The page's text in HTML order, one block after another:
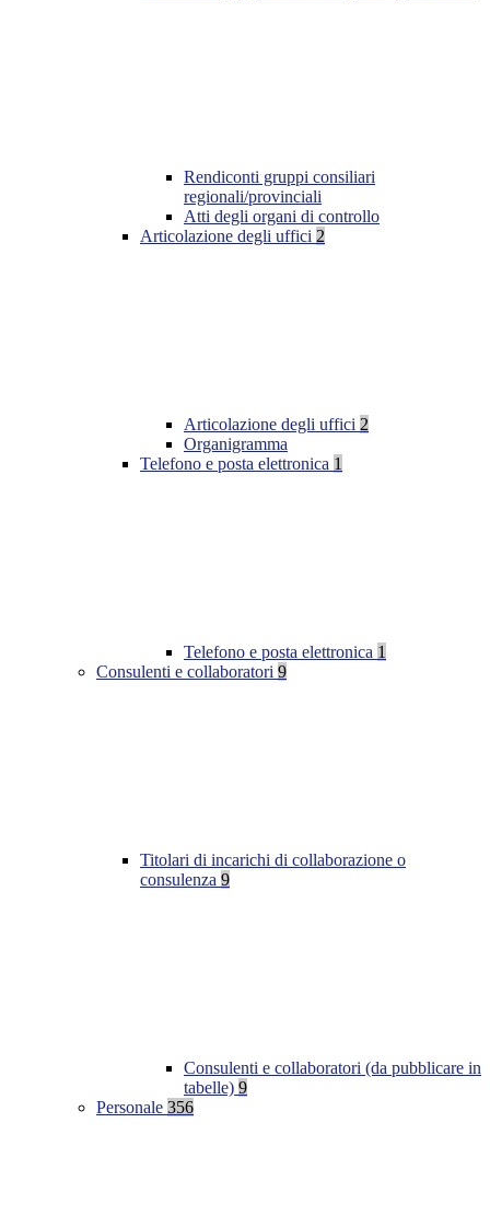
Rendiconti gruppi consiliari
regionali/provinciali
Atti degli organi di controllo
Articolazione degli uffici 2
Articolazione degli uffici 2
Organigramma
Telefono e posta elettronica 1
Telefono e posta elettronica 1
Consulenti e collaboratori 9
Titolari di incarichi di collaborazione o
consulenza 9
Consulenti e collaboratori (da pubblicare in
tabelle) 9
Personale 356